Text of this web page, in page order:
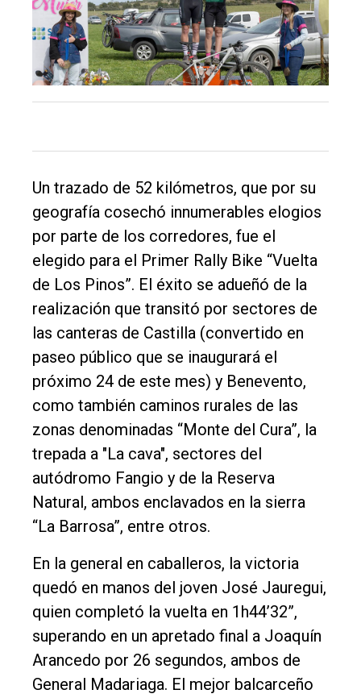
El
único
DIARIO
Balcarce
Inicio
Tendencia
Int.
General
Política
Cultura
Rural
Deportes
Fúnebres
Edición
Empresa
Un trazado de 52 kilómetros, que por su
geografía cosechó innumerables elogios
por parte de los corredores, fue el
elegido para el Primer Rally Bike “Vuelta
de Los Pinos”. El éxito se adueñó de la
realización que transitó por sectores de
las canteras de Castilla (convertido en
paseo público que se inaugurará el
próximo 24 de este mes) y Benevento,
como también caminos rurales de las
zonas denominadas “Monte del Cura”, la
trepada a "La cava", sectores del
autódromo Fangio y de la Reserva
Natural, ambos enclavados en la sierra
“La Barrosa”, entre otros.
En la general en caballeros, la victoria
quedó en manos del joven José Jauregui,
quien completó la vuelta en 1h44’32”,
superando en un apretado final a Joaquín
Arancedo por 26 segundos, ambos de
General Madariaga. El mejor balcarceño